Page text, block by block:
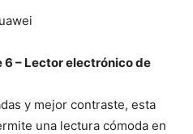
– Lector electrónico de
y mejor contraste, esta
una lectura cómoda en